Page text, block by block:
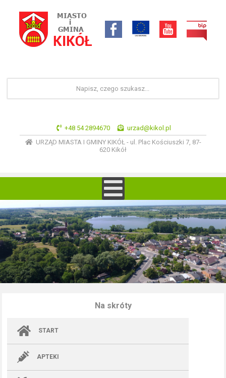
+48 54 2894670
urzad@kikol.pl
URZĄD MIASTA I GMINY KIKÓŁ - ul. Plac Kościuszki 7, 87-
620 Kikół
Na skróty
START
APTEKI